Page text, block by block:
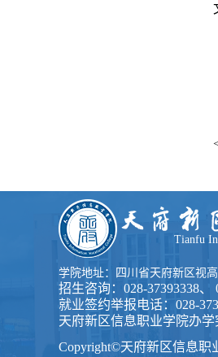
Tianfu
学院地址：四川省天府新区视
招生咨询：028-37393338、
就业签约举报电话：028-
天府新区信息职业学院办学
Copyright©天府新区信息职